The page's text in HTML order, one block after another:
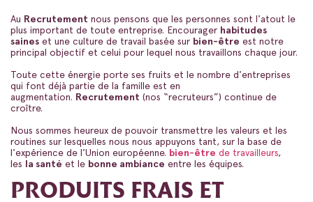
Au Recrutement nous pensons que les personnes sont l'atout le
plus important de toute entreprise. Encourager habitudes
saines et une culture de travail basée sur bien-être est notre
principal objectif et celui pour lequel nous travaillons chaque jour.
Toute cette énergie porte ses fruits et le nombre d'entreprises
qui font déjà partie de la famille est en
augmentation. Recrutement (nos “recruteurs”) continue de
croître.
Nous sommes heureux de pouvoir transmettre les valeurs et les
routines sur lesquelles nous nous appuyons tant, sur la base de
l'expérience de l'Union européenne. bien-être de travailleurs,
les la santé et le bonne ambiance entre les équipes.
PRODUITS FRAIS ET